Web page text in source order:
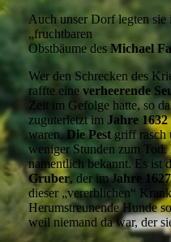
Auch unser Dorf legten sie
„fruchtbaren
Obstbäume des Michael
Wer den Schrecken des
raffte eineverheerende
Zeit im Gefolge hatte, so
zuguterletzt im Jahre 1632
waren.Die Pest griff rasch
weniger Stunden zum Tod.
namentlich bekannt. Es ist
Gruber, der im Jahre 1627
dieser „vererblichen“
Herumstreunende Hunde
weil niemand da war, der